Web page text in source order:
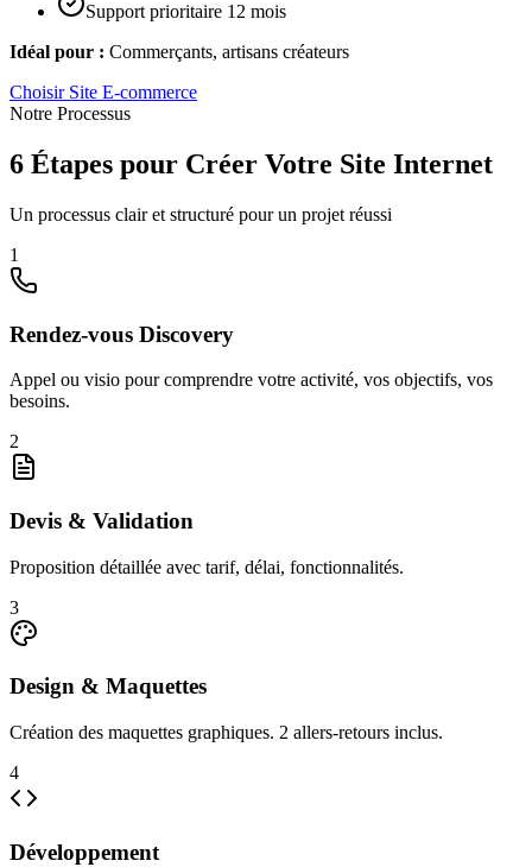
Support prioritaire 12 mois
Idéal pour : Commerçants, artisans créateurs
Choisir Site E-commerce
Notre Processus
6 Étapes pour Créer Votre Site Internet
Un processus clair et structuré pour un projet réussi
1
Rendez-vous Discovery
Appel ou visio pour comprendre votre activité, vos objectifs, vos
besoins.
2
Devis & Validation
Proposition détaillée avec tarif, délai, fonctionnalités.
3
Design & Maquettes
Création des maquettes graphiques. 2 allers-retours inclus.
4
Développement